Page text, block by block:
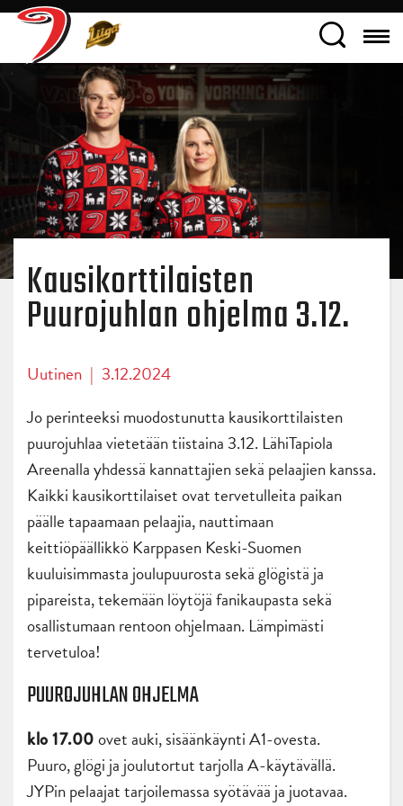
Kausikorttilaisten
Puurojuhlan ohjelma 3.12.
Uutinen | 3.12.2024
Jo perinteeksi muodostunutta kausikorttilaisten
puurojuhlaa vietetään tiistaina 3.12. LähiTapiola
Areenalla yhdessä kannattajien sekä pelaajien kanssa.
Kaikki kausikorttilaiset ovat tervetulleita paikan
päälle tapaamaan pelaajia, nauttimaan
keittiöpäällikkö Karppasen Keski-Suomen
kuuluisimmasta joulupuurosta sekä glögistä ja
pipareista, tekemään löytöjä fanikaupasta sekä
osallistumaan rentoon ohjelmaan. Lämpimästi
tervetuloa!
PUUROJUHLAN OHJELMA
klo 17.00ovet auki, sisäänkäynti A1-ovesta.
Puuro, glögi ja joulutortut tarjolla A-käytävällä.
JYPin pelaajat tarjoilemassa syötävää ja juotavaa.